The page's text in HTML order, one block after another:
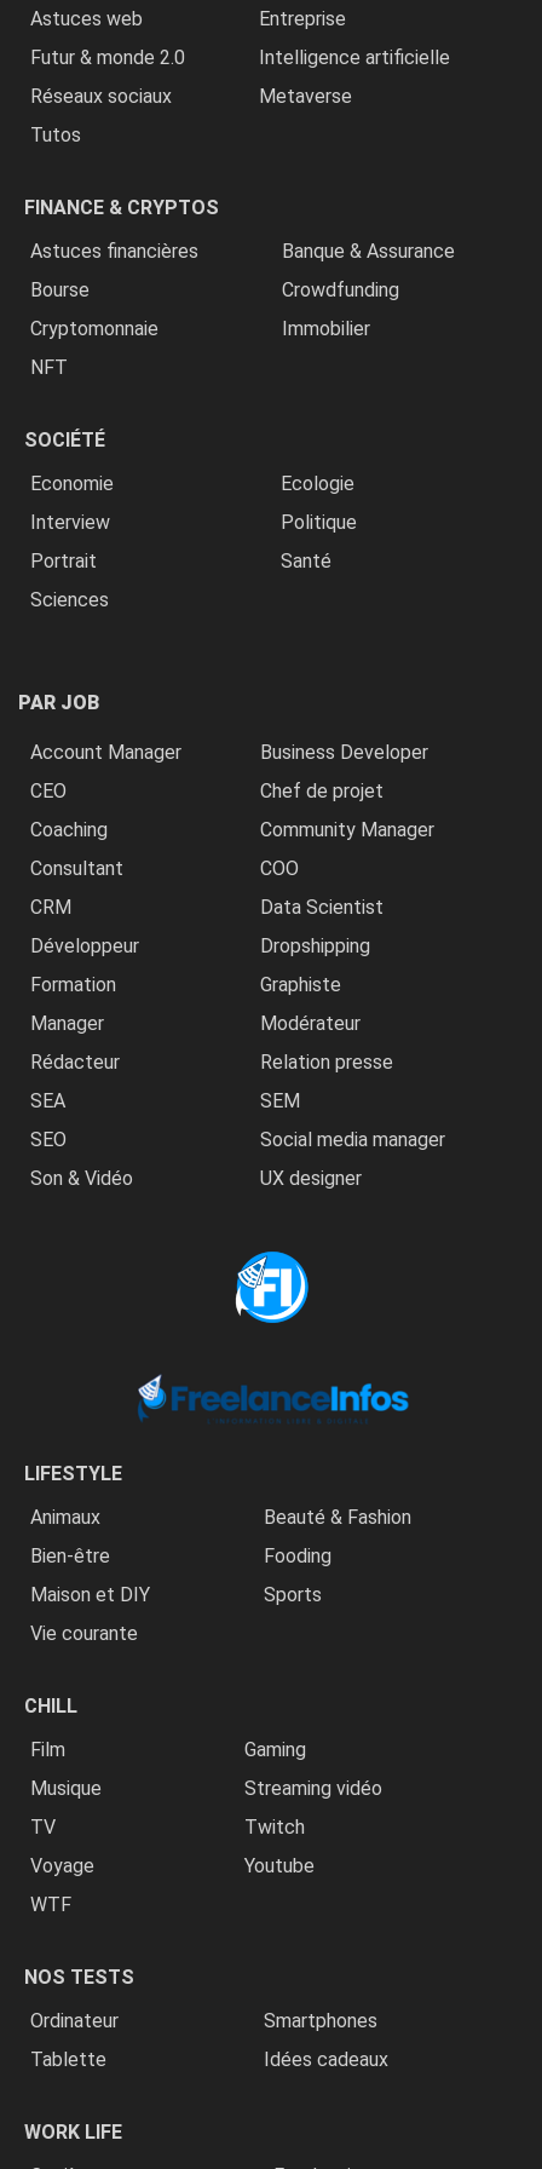
Astuces web
Entreprise
Futur & monde 2.0
Intelligence artificielle
Réseaux sociaux
Metaverse
Tutos
FINANCE & CRYPTOS
Astuces financières
Banque & Assurance
Bourse
Crowdfunding
Cryptomonnaie
Immobilier
NFT
SOCIÉTÉ
Economie
Ecologie
Interview
Politique
Portrait
Santé
Sciences
PAR JOB
Account Manager
Business Developer
CEO
Chef de projet
Coaching
Community Manager
Consultant
COO
CRM
Data Scientist
Développeur
Dropshipping
Formation
Graphiste
Manager
Modérateur
Rédacteur
Relation presse
SEA
SEM
SEO
Social media manager
Son & Vidéo
UX designer
LIFESTYLE
Animaux
Beauté & Fashion
Bien-être
Fooding
Maison et DIY
Sports
Vie courante
CHILL
Film
Gaming
Musique
Streaming vidéo
TV
Twitch
Voyage
Youtube
WTF
NOS TESTS
Ordinateur
Smartphones
Tablette
Idées cadeaux
WORK LIFE